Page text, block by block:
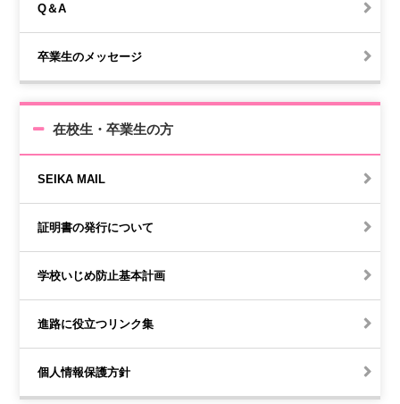
Q＆A
卒業生のメッセージ
在校生・卒業生の方
SEIKA MAIL
証明書の発行について
学校いじめ防止基本計画
進路に役立つリンク集
個人情報保護方針